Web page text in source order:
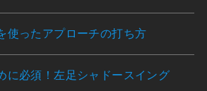
使ったアプローチの打ち方
に必須！左足シャドースイング